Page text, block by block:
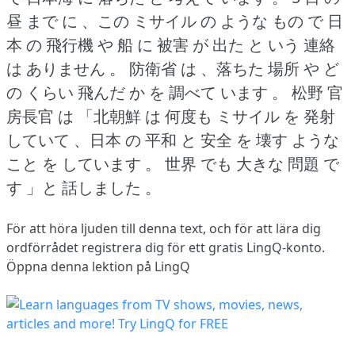
昼 まで に 、この ミサイル の ような もの で 日
本 の 飛行機 や 船 に 被害 が 出た と いう 連絡
は ありません 。
防衛省 は 、落ちた 場所 や ど
の くらい 飛んだ か を 調べて います 。
松野 官
房長官 は 「北朝鮮 は 何度も ミサイル を 発射
していて 、日本 の 平和 と 安全 を 壊す ような
こと を しています 。
世界 でも 大きな 問題 で
す 」と 話しました 。
För att höra ljuden till denna text, och för att lära dig
ordförrådet registrera dig för ett gratis LingQ-konto.
Öppna denna lektion på LingQ